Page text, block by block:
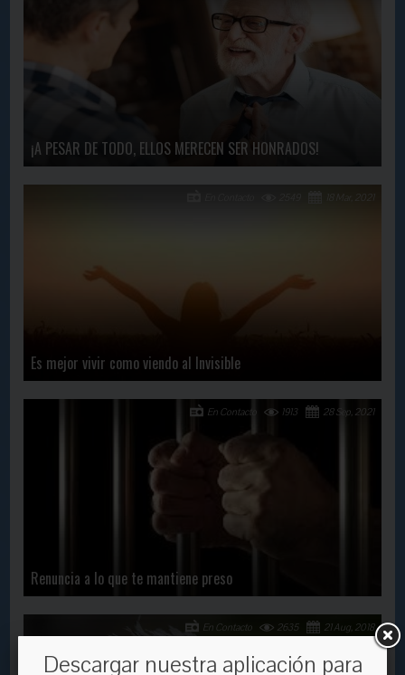
¡A PESAR DE TODO, ELLOS MERECEN SER HONRADOS!
Es mejor vivir como viendo al Invisible
18 Mar, 2021
Renuncia a lo que te mantiene preso
28 Sep, 2021
1913
En Contacto
21 Aug, 2018
2635
En Contacto
Descargar nuestra aplicación para